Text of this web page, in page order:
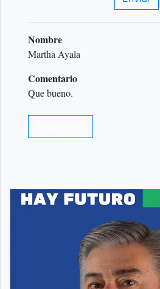
Nombre
Martha Ayala
Comentario
Que bueno.